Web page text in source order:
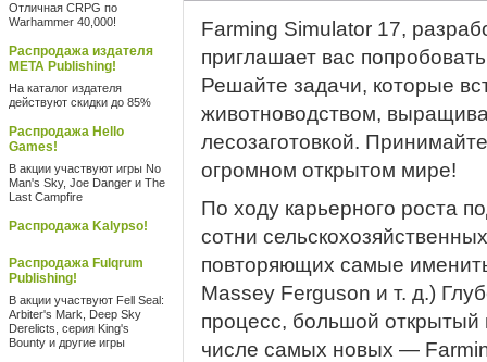
Отличная CRPG по
Warhammer 40,000!
Распродажа издателя
META Publishing!
На каталог издателя
действуют скидки до 85%
Распродажа Hello
Games!
В акции участвуют игры No
Man's Sky, Joe Danger и The
Last Campfire
Распродажа Kalypso!
Распродажа Fulqrum
Publishing!
В акции участвуют Fell Seal:
Arbiter's Mark, Deep Sky
Derelicts, серия King's
Bounty и другие игры
Farming Simulator 17,
приглашает вас
Решайте задачи, которые
животноводством,
лесозаготовкой.
огромном открытом мире!
По ходу карьерного роста
сотни
повторяющих самые
Massey Ferguson и т. д.)
процесс, большой
числе самых новых —